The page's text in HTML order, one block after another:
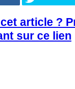
article ?
sur ce lien